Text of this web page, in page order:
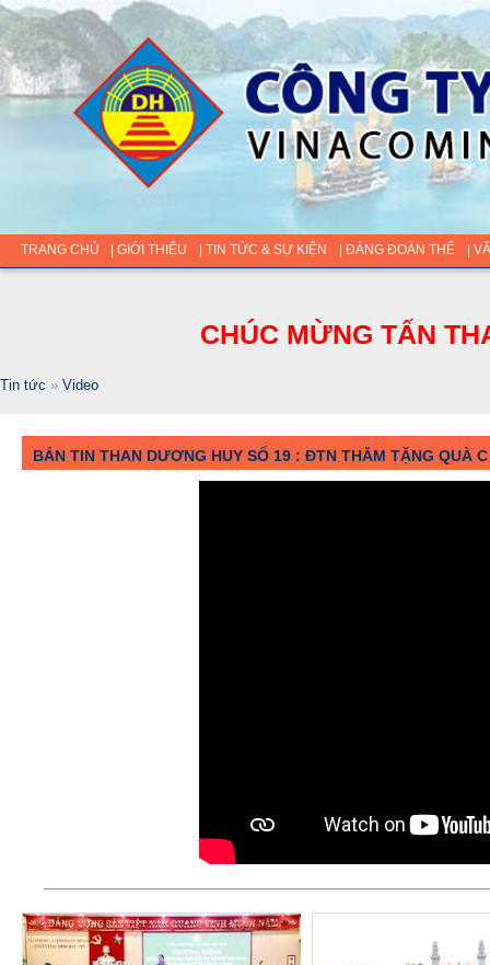
TRANG CHỦ | GIỚI THIỆU | TIN TỨC & SỰ KIỆN | ĐẢNG ĐOÀN THỂ |
CHÚC MỪNG TẤN
Tin tức » Video
BẢN TIN THAN DƯƠNG HUY SỐ 19 : ĐTN THĂM TẶNG QUÀ C